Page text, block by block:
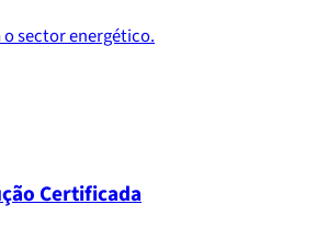
sector energético.
Certificada